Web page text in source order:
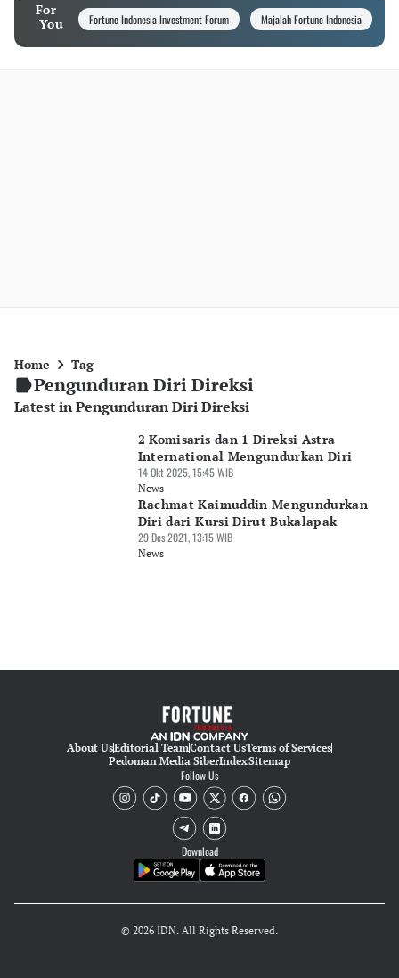
For
You
Fortune Indonesia Investment Forum Majalah Fortune Indonesia
Home Tag
Pengunduran Diri Direksi
Latest in Pengunduran Diri Direksi
2 Komisaris dan 1 Direksi Astra
International Mengundurkan Diri
14 Okt 2025, 15:45 WIB
News
Rachmat Kaimuddin Mengundurkan
Diri dari Kursi Dirut Bukalapak
29 Des 2021, 13:15 WIB
News
About UsEditorial TeamContact UsTerms of Services
Pedoman Media SiberIndexSitemap
Follow Us
Download
© 2026 IDN. All Rights Reserved.